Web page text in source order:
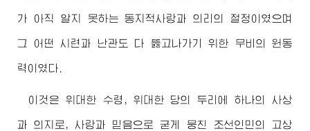
가 아직 알지 못하는 동지적사랑과 의리의 절정이였으며
그 어떤 시련과 난관도 다 뚫고나가기 위한 무비의 원동
력이였다.
이것은 위대한 수령 , 위대한 당의 두리에 하나의 사상
과 의지로, 사랑과 믿음으로 굳게 뭉친 조선인민의 고상